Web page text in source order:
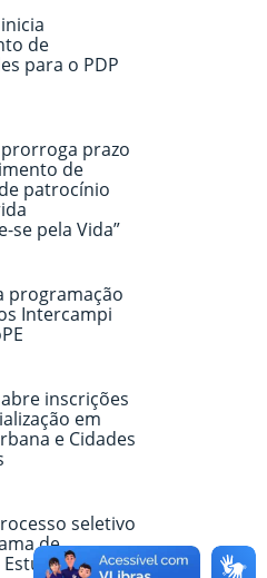
de
para o PDP
prorroga prazo
de
patrocínio
se pela Vida”
programação
Intercampi
inscrições
em
e Cidades
seletivo
de